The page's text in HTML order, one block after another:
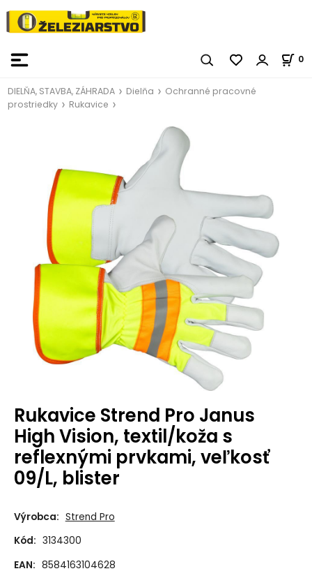
0
DIELŇA, STAVBA, ZÁHRADA Dielňa
Ochranné pracovné
prostriedky
Rukavice
Rukavice Strend Pro Janus
High Vision, textil/koža s
reflexnými prvkami, veľkosť
09/L, blister
Výrobca: Strend Pro
Kód: 3134300
EAN: 8584163104628